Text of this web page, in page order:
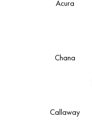
Acura
Chana
Callaway